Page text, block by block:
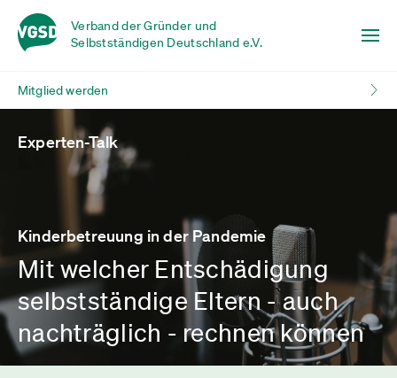
Verband der Gründer und
Selbstständigen Deutschland e.V.
Mitglied werden
Experten-Talk
Kinderbetreuung in der Pandemie
Mit welcher Entschädigung
selbstständige Eltern - auch
nachträglich - rechnen können